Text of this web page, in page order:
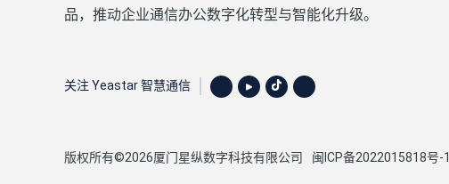
品，推动企业通信办公数字化转型与智能化升级。
关注 Yeastar 智慧通信
版权所有©2026厦门星纵数字科技有限公司 闽ICP备2022015818号-1